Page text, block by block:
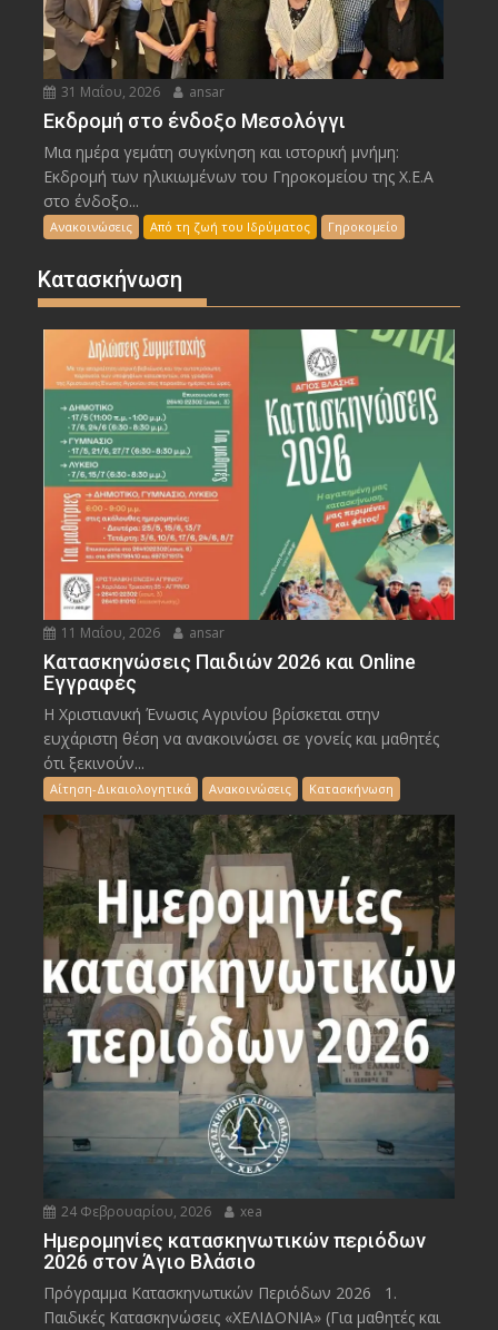
31 Μαΐου, 2026 ansar
Εκδρομή στο ένδοξο Μεσολόγγι
Μια ημέρα γεμάτη συγκίνηση και ιστορική μνήμη:
Εκδρομή των ηλικιωμένων του Γηροκομείου της Χ.Ε.Α
στο ένδοξο...
Ανακοινώσεις Από τη ζωή του Ιδρύματος Γηροκομείο
Κατασκήνωση
11 Μαΐου, 2026 ansar
Κατασκηνώσεις Παιδιών 2026 και Online
Εγγραφές
Η Χριστιανική Ένωσις Αγρινίου βρίσκεται στην
ευχάριστη θέση να ανακοινώσει σε γονείς και μαθητές
ότι ξεκινούν...
Αίτηση-Δικαιολογητικά Ανακοινώσεις Κατασκήνωση
24 Φεβρουαρίου, 2026 xea
Ημερομηνίες κατασκηνωτικών περιόδων
2026 στον Άγιο Βλάσιο
Πρόγραμμα Κατασκηνωτικών Περιόδων 2026 1.
Παιδικές Κατασκηνώσεις «ΧΕΛΙΔΟΝΙΑ» (Για μαθητές και